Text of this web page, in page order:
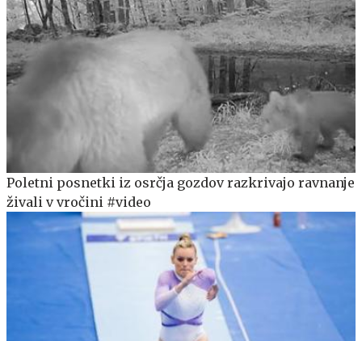
Poletni posnetki iz osrčja gozdov razkrivajo ravnanje
živali v vročini #video